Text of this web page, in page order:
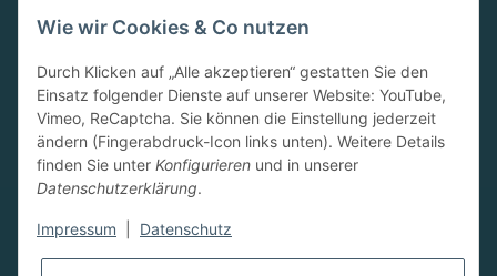
09.00-13.00 Uhr
15.00-18.00 Uhr
SA:
10.00-13.00 Uhr
Newsletter
Abonnieren
Wie wir Cookies & Co nutzen
Durch Klicken auf „Alle akzeptieren“ gestatten Sie den
Einsatz folgender Dienste auf unserer Website: YouTube,
Vimeo, ReCaptcha. Sie können die Einstellung jederzeit
ändern (Fingerabdruck-Icon links unten). Weitere Details
finden Sie unter Konfigurieren und in unserer
Datenschutzerklärung.
Impressum Datenschutz